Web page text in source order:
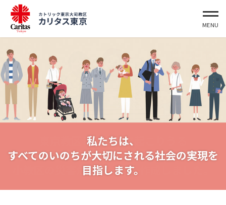
東京教区として将来起こりうる
災害への平時からの備えを推進するために、
小教区の災害危険度一覧を作成しました。
私たちは、
すべてのいのちが大切にされる社会の実現を
目指します。